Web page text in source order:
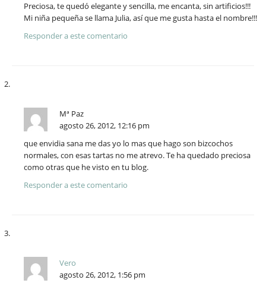
Preciosa, te quedó elegante y sencilla, me encanta, sin artificios!!!
Mi niña pequeña se llama Julia, así que me gusta hasta el nombre!!!
Responder a este comentario
Mª Paz
agosto 26, 2012, 12:16 pm
que envidia sana me das yo lo mas que hago son bizcochos
normales, con esas tartas no me atrevo. Te ha quedado preciosa
como otras que he visto en tu blog.
Responder a este comentario
Vero
agosto 26, 2012, 1:56 pm